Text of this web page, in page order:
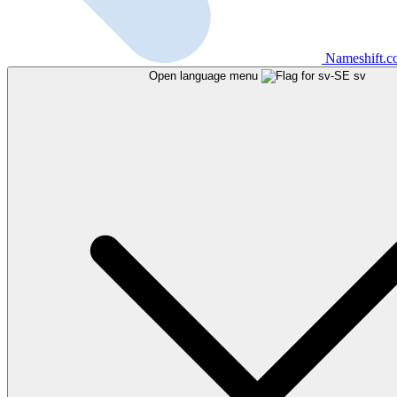
Open language menu sv